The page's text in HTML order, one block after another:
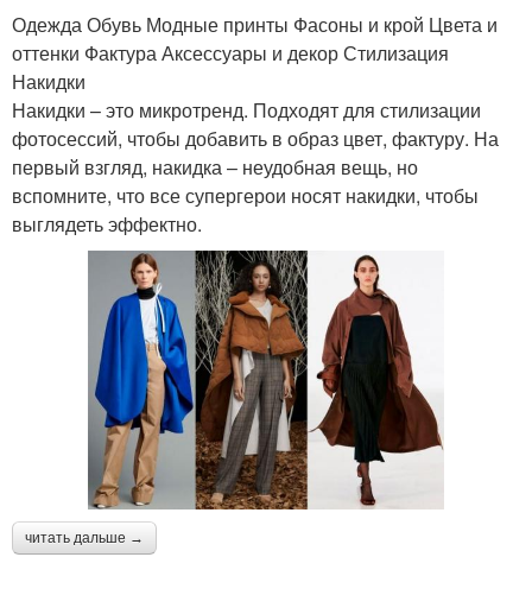
Одежда Обувь Модные принты Фасоны и крой Цвета и
оттенки Фактура Аксессуары и декор Стилизация
Накидки
Накидки – это микротренд. Подходят для стилизации
фотосессий, чтобы добавить в образ цвет, фактуру. На
первый взгляд, накидка – неудобная вещь, но
вспомните, что все супергерои носят накидки, чтобы
выглядеть эффектно.
читать дальше →